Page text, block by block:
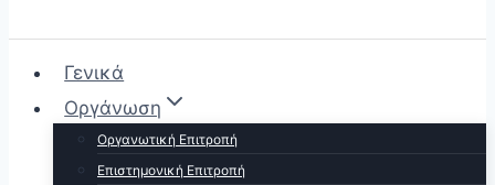
Γενικά
Οργάνωση
Οργανωτική Επιτροπή
Επιστημονική Επιτροπή